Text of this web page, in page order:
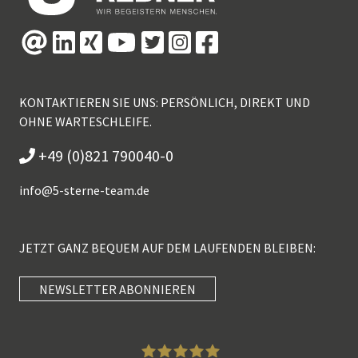
KONTAKTIEREN SIE UNS: PERSÖNLICH, DIREKT UND
OHNE WARTESCHLEIFE.
+49 (0)821 790040-0
info@5-sterne-team.de
JETZT GANZ BEQUEM AUF DEM LAUFENDEN BLEIBEN:
NEWSLETTER ABONNIEREN